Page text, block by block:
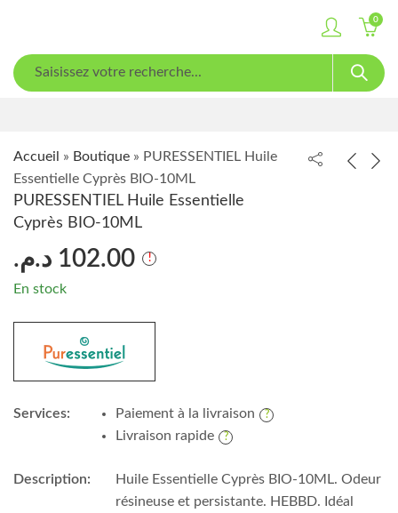
0
Accueil » Boutique » PURESSENTIEL Huile
Essentielle Cyprès BIO-10ML
PURESSENTIEL Huile Essentielle
Cyprès BIO-10ML
102.00 د.م.
En stock
Services:
Paiement à la livraison
Livraison rapide
Description:
Huile Essentielle Cyprès BIO-10ML. Odeur
résineuse et persistante. HEBBD. Idéal